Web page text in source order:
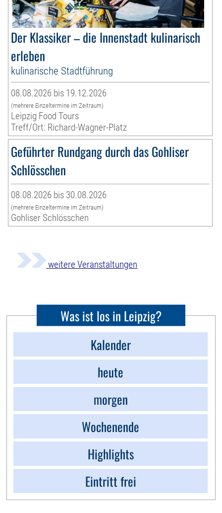
Der Klassiker – die Innenstadt kulinarisch
erleben
kulinarische Stadtführung
08.08.2026 bis 19.12.2026
(mehrere Einzeltermine im Zeitraum)
Leipzig Food Tours
Treff/Ort: Richard-Wagner-Platz
Geführter Rundgang durch das Gohliser
Schlösschen
08.08.2026 bis 30.08.2026
(mehrere Einzeltermine im Zeitraum)
Gohliser Schlösschen
weitere Veranstaltungen
Was ist los in Leipzig?
Kalender
heute
morgen
Wochenende
Highlights
Eintritt frei